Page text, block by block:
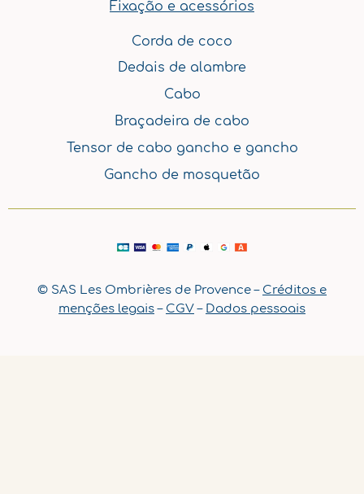
Fixação e acessórios
Corda de coco
Dedais de alambre
Cabo
Braçadeira de cabo
Tensor de cabo gancho e gancho
Gancho de mosquetão
© SAS Les Ombrières de Provence – Créditos e
menções legais– CGV– Dados pessoais